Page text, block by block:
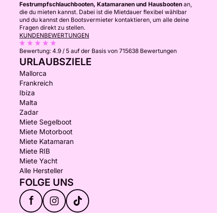
Festrumpfschlauchbooten, Katamaranen und Hausbooten an,
die du mieten kannst. Dabei ist die Mietdauer flexibel wählbar
und du kannst den Bootsvermieter kontaktieren, um alle deine
Fragen direkt zu stellen.
KUNDENBEWERTUNGEN
Bewertung: 4.9 / 5 auf der Basis von 715638 Bewertungen
URLAUBSZIELE
Mallorca
Frankreich
Ibiza
Malta
Zadar
Miete Segelboot
Miete Motorboot
Miete Katamaran
Miete RIB
Miete Yacht
Alle Hersteller
FOLGE UNS
f